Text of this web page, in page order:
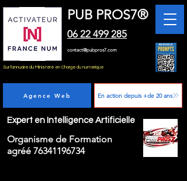
PUB PROS7®
06 22 499 285
contact@pubpros7.com
Sur l'annuaire du Ministère en Charge du numérique
Agence Web En action depuis +de 20 ans
Expert en Intelligence Artificielle
Organisme de Formation
agréé 76341196734